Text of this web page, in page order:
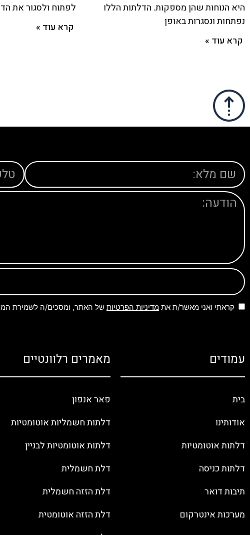
היא הנוחות שהן מספקות. הדלתות הללו
נפתחות ונסגרות באופן
קרא עוד »
לפתוח ולסגור את
קרא עוד »
קראתי ואני מאשר/ת את מדיניות הפרטיות של האתר, ומסכים/ה לשמירת
עמודים
בית
אודותינו
דלתות אוטומטיות
דלתות כניסה
תיבות דואר
מערכות אינטרקום
מאמרים רלוונטיים
פאר אנפון
דלתות חשמליות אוטומטיות
דלתות אוטומטיות לבניין
דלת חשמלית
דלת הזזה חשמלית
דלת הזזה אוטומטית